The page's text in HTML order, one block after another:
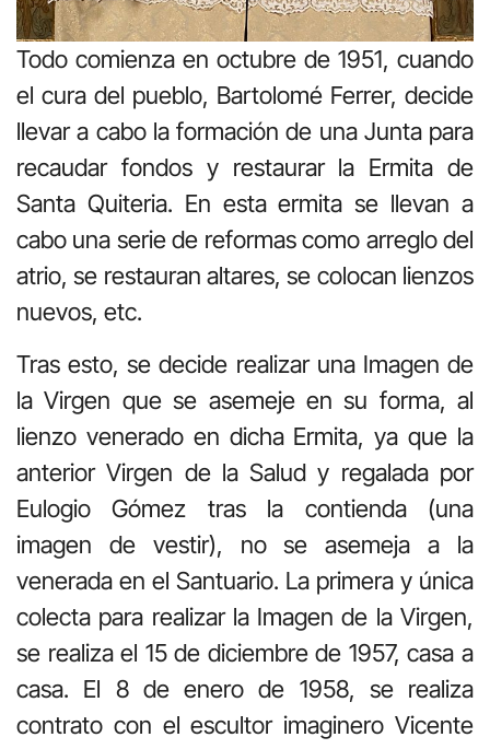
Todo comienza en octubre de 1951, cuando
el cura del pueblo, Bartolomé Ferrer, decide
llevar a cabo la formación de una Junta para
recaudar fondos y restaurar la Ermita de
Santa Quiteria. En esta ermita se llevan a
cabo una serie de reformas como arreglo del
atrio, se restauran altares, se colocan lienzos
nuevos, etc.
Tras esto, se decide realizar una Imagen de
la Virgen que se asemeje en su forma, al
lienzo venerado en dicha Ermita, ya que la
anterior Virgen de la Salud y regalada por
Eulogio Gómez tras la contienda (una
imagen de vestir), no se asemeja a la
venerada en el Santuario. La primera y única
colecta para realizar la Imagen de la Virgen,
se realiza el 15 de diciembre de 1957, casa a
casa. El 8 de enero de 1958, se realiza
contrato con el escultor imaginero Vicente